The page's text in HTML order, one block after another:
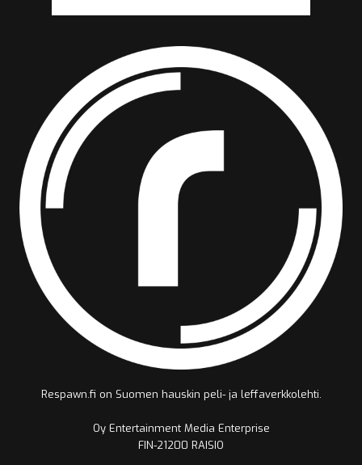
Respawn.fi on Suomen hauskin peli- ja leffaverkkolehti.
Oy Entertainment Media Enterprise
FIN-21200 RAISIO